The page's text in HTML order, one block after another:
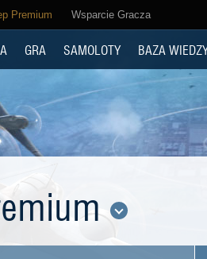
Premium Wsparcie Gracza
GRA SAMOLOTY BAZA